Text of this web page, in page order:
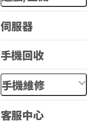
伺服器
手機回收
手機維修
客服中心